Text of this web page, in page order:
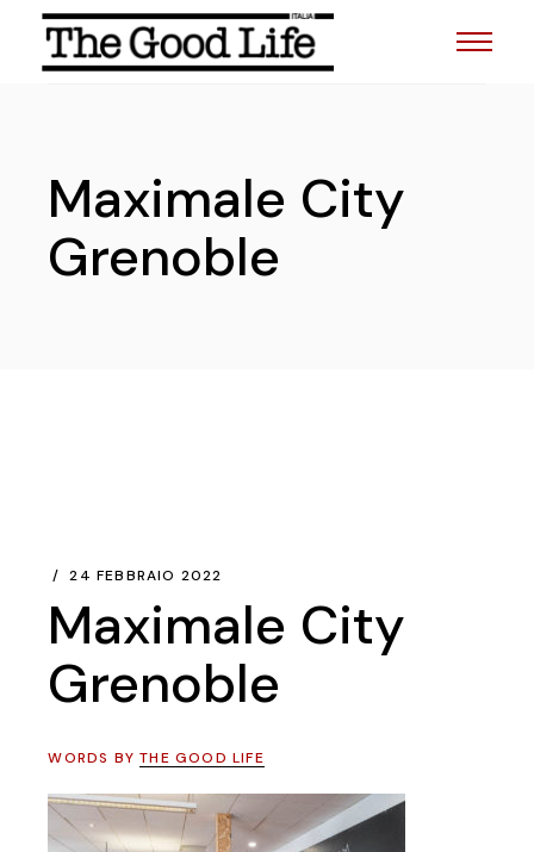
Maximale City
Grenoble
24 FEBBRAIO 2022
Maximale City
Grenoble
WORDS BYTHE GOOD LIFE